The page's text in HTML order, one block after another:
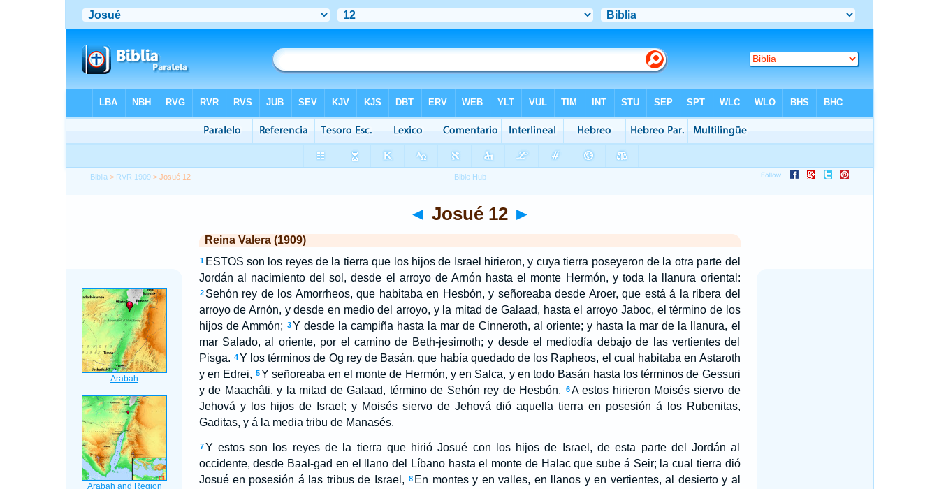
Biblia > RVR 1909 > Josué 12
◄ Josué 12 ►
Reina Valera (1909)
1 ESTOS son los reyes de la tierra que los hijos de Israel hirieron, y cuya tierra poseyeron de la otra parte del
Jordán al nacimiento del sol, desde el arroyo de Arnón hasta el monte Hermón, y toda la llanura oriental:
2 Sehón rey de los Amorrheos, que habitaba en Hesbón, y señoreaba desde Aroer, que está á la ribera del
arroyo de Arnón, y desde en medio del arroyo, y la mitad de Galaad, hasta el arroyo Jaboc, el término de los
hijos de Ammón; 3Y desde la campiña hasta la mar de Cinneroth, al oriente; y hasta la mar de la llanura, el
mar Salado, al oriente, por el camino de Beth-jesimoth; y desde el mediodía debajo de las vertientes del
Pisga. 4Y los términos de Og rey de Basán, que había quedado de los Rapheos, el cual habitaba en Astaroth
y en Edrei, 5Y señoreaba en el monte de Hermón, y en Salca, y en todo Basán hasta los términos de Gessuri
y de Maachâti, y la mitad de Galaad, término de Sehón rey de Hesbón.
6A estos hirieron Moisés siervo de
Jehová y los hijos de Israel; y Moisés siervo de Jehová dió aquella tierra en posesión á los Rubenitas,
Gaditas, y á la media tribu de Manasés.
7 Y estos son los reyes de la tierra que hirió Josué con los hijos de Israel, de esta parte del Jordán al
occidente, desde Baal-gad en el llano del Líbano hasta el monte de Halac que sube á Seir; la cual tierra dió
Josué en posesión á las tribus de Israel,
8 En montes y en valles, en llanos y en vertientes, al desierto y al